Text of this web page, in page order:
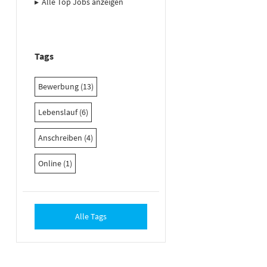
Tags
Bewerbung (13)
Lebenslauf (6)
Anschreiben (4)
Online (1)
Alle Tags